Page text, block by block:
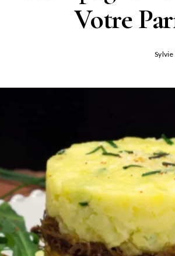
Votre